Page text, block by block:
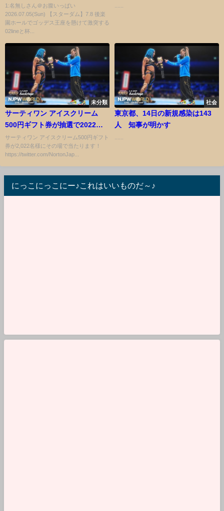
る02lineと杯 High Mateの両タ
ッグが、飲み会を敢行🍺
【STARDOM】
1:名無しさん＠お腹いっぱい
2026.07.05(Sun) 【スターダム】7.8 後楽
園ホールでゴッデス王座を懸けて激突する
02lineと杯...
未分類
サーティワン アイスクリーム
500円ギフト券が抽選で2022名
に当たる！8/28まで
サーティワン アイスクリーム500円ギフト
券が2,022名様にその場で当たります！
https://twitter.com/NortonJap...
社会
東京都、14日の新規感染は143
人 知事が明かす
にっこにっこにー♪これはいいものだ～♪